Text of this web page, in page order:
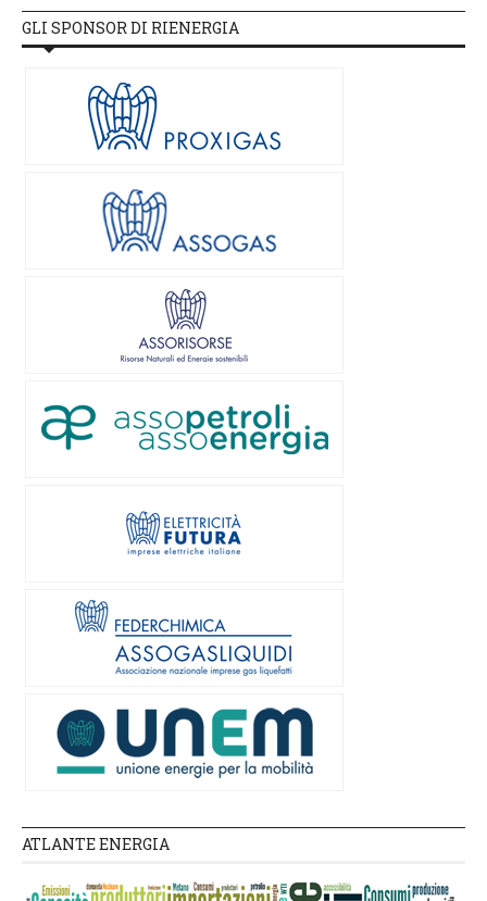
GLI SPONSOR DI RIENERGIA
ATLANTE ENERGIA